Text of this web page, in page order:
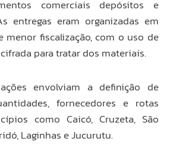
comerciais depósitos e
entregas eram organizadas em
menor fiscalização, com o uso de
para tratar dos materiais.
envolviam a definição de
fornecedores e rotas
como Caicó, Cruzeta, São
Laginhas e Jucurutu.